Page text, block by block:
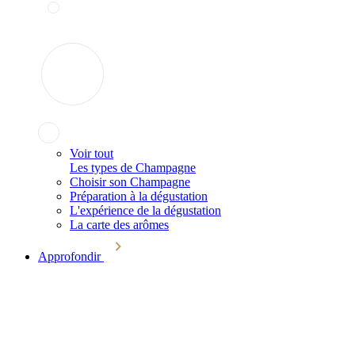
Voir tout
Les types de Champagne
Choisir son Champagne
Préparation à la dégustation
L'expérience de la dégustation
La carte des arômes
Approfondir